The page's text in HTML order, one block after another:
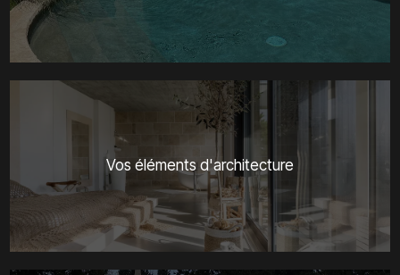
Vos éléments d'architecture